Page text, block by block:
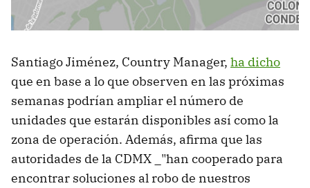
Santiago Jiménez, Country Manager, ha dicho
que en base a lo que observen en las próximas
semanas podrían ampliar el número de
unidades que estarán disponibles así como la
zona de operación. Además, afirma que las
autoridades de la CDMX _"han cooperado para
encontrar soluciones al robo de nuestros